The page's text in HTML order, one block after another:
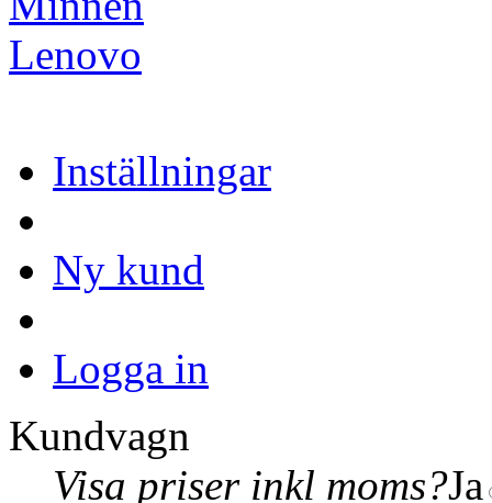
Lenovo
Inställningar
Ny kund
Logga in
Kundvagn
Visa priser inkl moms?Ja